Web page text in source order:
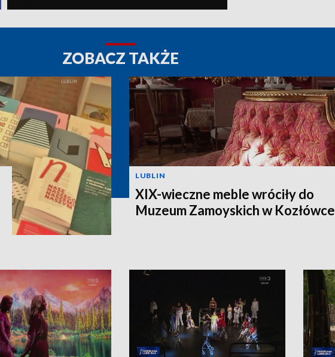
ZOBACZ TAKŻE
LUBLIN
XIX-wieczne meble wróciły do
Muzeum Zamoyskich w Kozłówce